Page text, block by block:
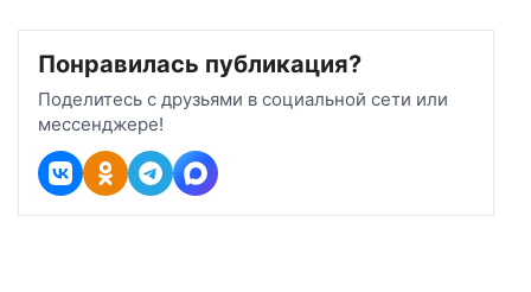
Понравилась публикация?
Поделитесь с друзьями в социальной сети или
мессенджере!